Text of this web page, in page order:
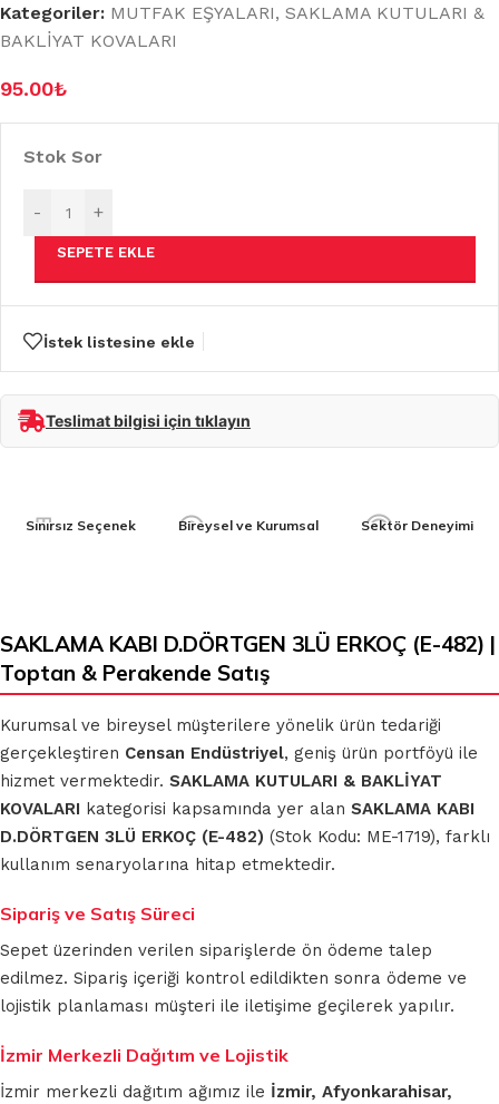
Kategoriler: MUTFAK EŞYALARI, SAKLAMA KUTULARI &
BAKLİYAT KOVALARI
95.00₺
Stok Sor
- +
SEPETE EKLE
İstek listesine ekle
Teslimat bilgisi için tıklayın
Sınırsız Seçenek Bireysel ve Kurumsal Sektör Deneyimi
SAKLAMA KABI D.DÖRTGEN 3LÜ ERKOÇ (E-482) |
Toptan & Perakende Satış
Kurumsal ve bireysel müşterilere yönelik ürün tedariği
gerçekleştiren Censan Endüstriyel, geniş ürün portföyü ile
hizmet vermektedir. SAKLAMA KUTULARI & BAKLİYAT
KOVALARI kategorisi kapsamında yer alan SAKLAMA KABI
D.DÖRTGEN 3LÜ ERKOÇ (E-482) (Stok Kodu: ME-1719), farklı
kullanım senaryolarına hitap etmektedir.
Sipariş ve Satış Süreci
Sepet üzerinden verilen siparişlerde ön ödeme talep
edilmez. Sipariş içeriği kontrol edildikten sonra ödeme ve
lojistik planlaması müşteri ile iletişime geçilerek yapılır.
İzmir Merkezli Dağıtım ve Lojistik
İzmir merkezli dağıtım ağımız ile İzmir, Afyonkarahisar,